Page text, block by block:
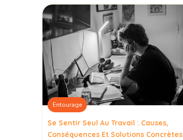
Entourage
Se Sentir Seul Au Travail : Causes,
Conséquences Et Solutions Concrètes